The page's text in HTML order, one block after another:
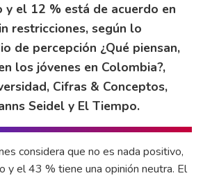
y el 12 % está de acuerdo en
restricciones, según lo
de percepción ¿Qué piensan,
los jóvenes en Colombia?,
Cifras & Conceptos,
Seidel y El Tiempo.
considera que no es nada positivo,
y el 43 % tiene una opinión neutra. El